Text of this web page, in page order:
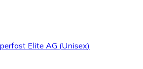
Elite AG (Unisex)